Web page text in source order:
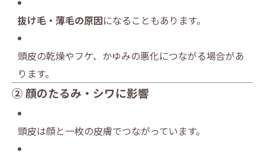
抜け毛・薄毛の原因になることもあります。
頭皮の乾燥やフケ、かゆみの悪化につながる場合があ
ります。
② 顔のたるみ・シワに影響
頭皮は顔と一枚の皮膚でつながっています。